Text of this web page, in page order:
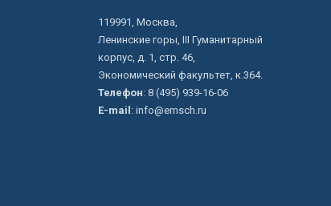
119991, Москва,
Ленинские горы, III Гуманитарный
корпус, д. 1, стр. 46,
Экономический факультет, к.364.
Телефон: 8 (495) 939-16-06
E-mail : info@emsch.ru